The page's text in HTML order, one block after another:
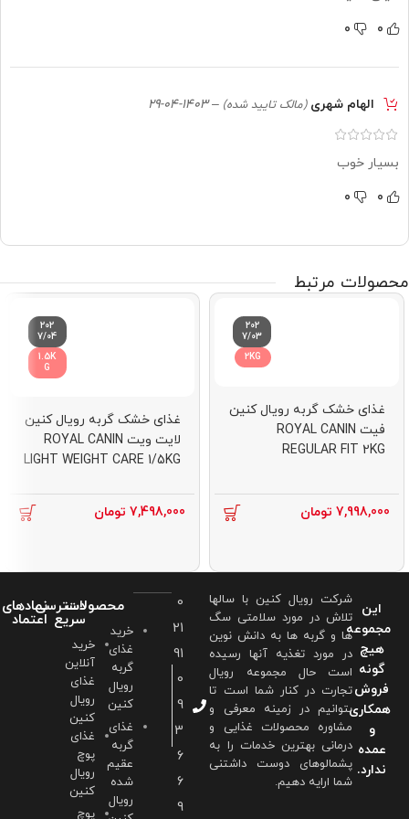
0
0
الهام شهری(مالک تایید شده) –
1403-04-29
بسیار خوب
0
0
محصولات مرتبط
202
7/03
2KG
غذای خشک گربه رویال کنین
فیت ROYAL CANIN
REGULAR FIT 2KG
7,998,000 تومان
202
7/04
1.5K
G
غذای خشک گربه رویال کنین
لایت ویت ROYAL CANIN
LIGHT WEIGHT CARE 1/5KG
7,498,000 تومان
این
مجموعه
هیچ
گونه
فروش
همکاری
و
عمده
ندارد.
شرکت رویال کنین با سالها
تلاش در مورد سلامتی سگ
ها و گربه ها به دانش نوین
در مورد تغذیه آنها رسیده
است حال مجموعه رویال
تجارت در کنار شما است تا
بتوانیم در زمینه معرفی و
مشاوره محصولات غذایی و
درمانی بهترین خدمات را به
پشمالوهای دوست داشتنی
شما ارايه دهیم.
0
21
91
0
9
3
6
6
9
محصولات
خرید
غذای
گربه
رویال
کنین
غذای
گربه
عقیم
شده
رویال
دسترسی
سریع
خرید
آنلاین
غذای
رویال
کنین
غذای
پوچ
رویال
کنین
پوچ
نمادهای
اعتماد